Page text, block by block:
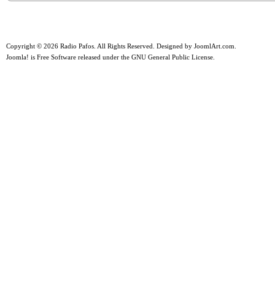
Copyright © 2026 Radio Pafos. All Rights Reserved. Designed by JoomlArt.com
Joomla! is Free Software released under the GNU General Public License.